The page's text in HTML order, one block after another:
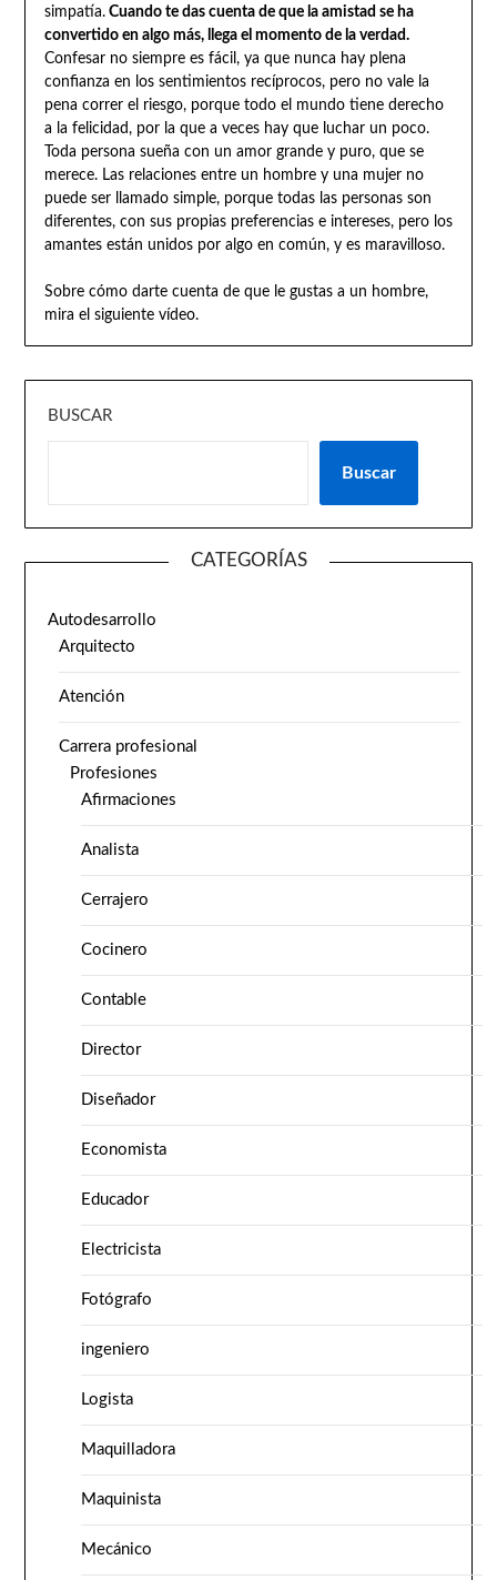
simpatía.Cuando te das cuenta de que la amistad se ha
convertido en algo más, llega el momento de la verdad.
Confesar no siempre es fácil, ya que nunca hay plena
confianza en los sentimientos recíprocos, pero no vale la
pena correr el riesgo, porque todo el mundo tiene derecho
a la felicidad, por la que a veces hay que luchar un poco.
Toda persona sueña con un amor grande y puro, que se
merece. Las relaciones entre un hombre y una mujer no
puede ser llamado simple, porque todas las personas son
diferentes, con sus propias preferencias e intereses, pero los
amantes están unidos por algo en común, y es maravilloso.
Sobre cómo darte cuenta de que le gustas a un hombre,
mira el siguiente vídeo.
BUSCAR
Buscar
CATEGORÍAS
Autodesarrollo
Arquitecto
Atención
Carrera profesional
Profesiones
Afirmaciones
Analista
Cerrajero
Cocinero
Contable
Director
Diseñador
Economista
Educador
Electricista
Fotógrafo
ingeniero
Logista
Maquilladora
Maquinista
Mecánico